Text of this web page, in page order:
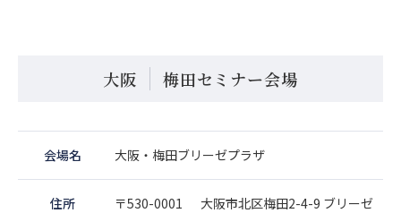
大阪 梅田セミナー会場
会場名 大阪・梅田ブリーゼプラザ
住所
〒530-0001 大阪市北区梅田2-4-9 ブリーゼ